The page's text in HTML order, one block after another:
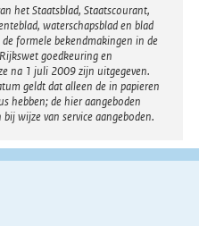
het Staatsblad, Staatscourant,
waterschapsblad en blad
formele bekendmakingen in de
goedkeuring en
na 1 juli 2009 zijn uitgegeven.
geldt dat alleen de in papieren
hebben; de hier aangeboden
wijze van service aangeboden.